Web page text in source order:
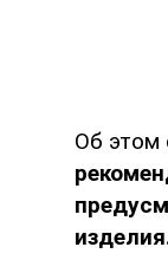
Об этом